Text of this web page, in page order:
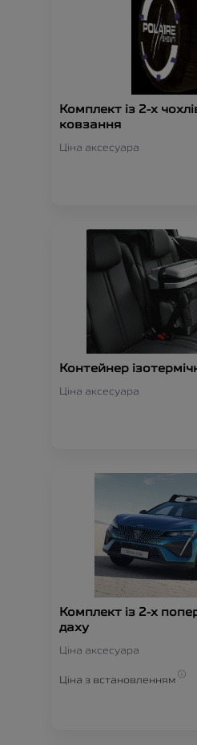
Комплект із 2-х
ковзання
Ціна аксесуара
Контейнер
Ціна аксесуара
Комплект із 2-х
даху
Ціна аксесуара
Ціна з встановленням